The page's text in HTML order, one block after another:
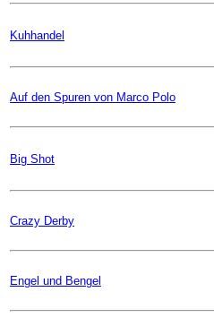
Kuhhandel
Auf den Spuren von Marco Polo
Big Shot
Crazy Derby
Engel und Bengel